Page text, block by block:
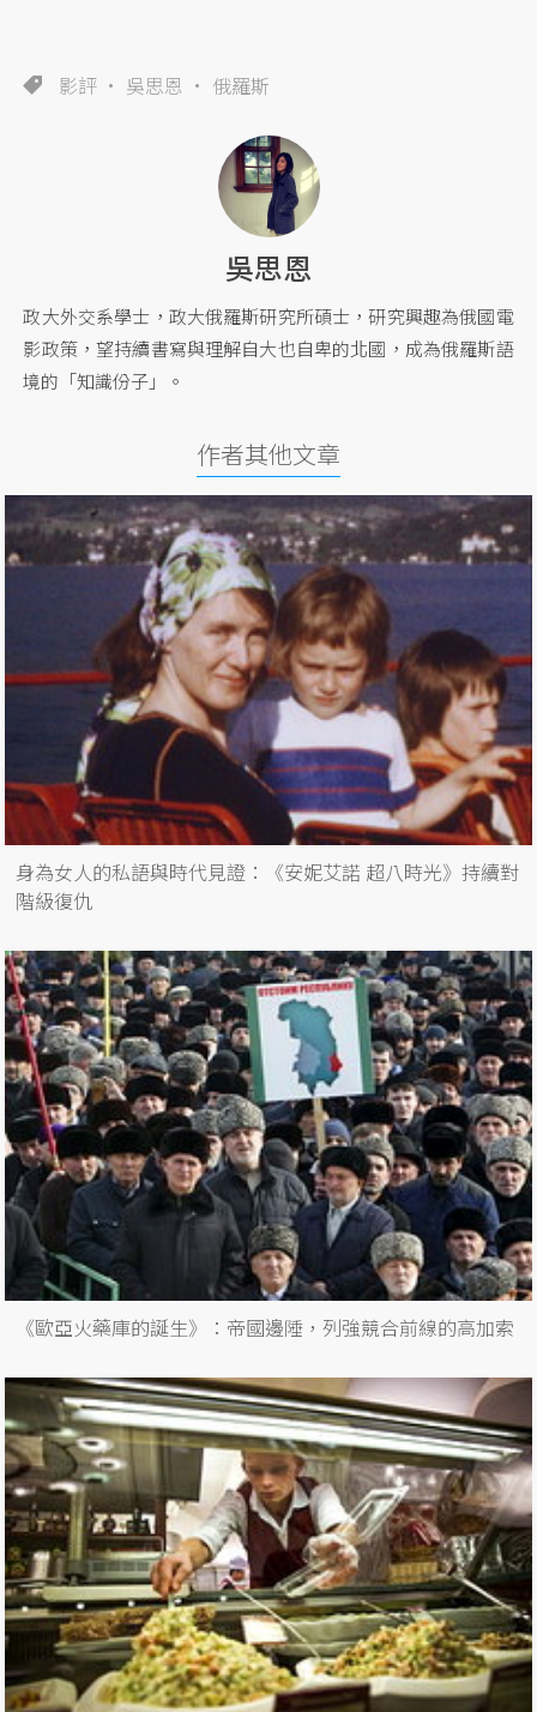
影評 吳思恩 俄羅斯
吳思恩
政大外交系學士，政大俄羅斯研究所碩士，研究興趣為俄國電
影政策，望持續書寫與理解自大也自卑的北國，成為俄羅斯語
境的「知識份子」。
作者其他文章
身為女人的私語與時代見證：《安妮艾諾 超八時光》持續對
階級復仇
《歐亞火藥庫的誕生》：帝國邊陲，列強競合前線的高加索